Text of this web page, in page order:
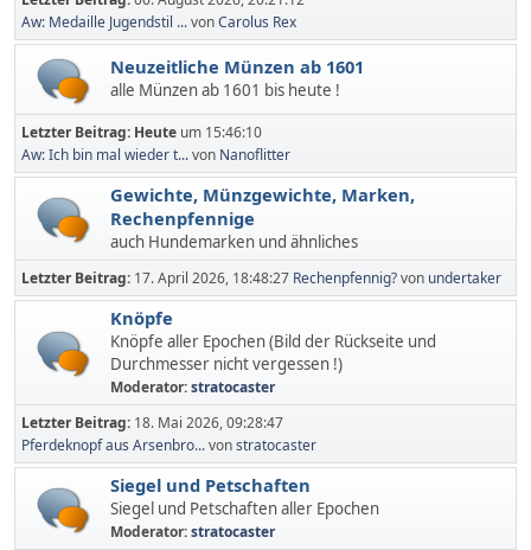
Aw: Medaille Jugendstil ...vonCarolus Rex
Neuzeitliche Münzen ab 1601
alle Münzen ab 1601 bis heute !
Letzter Beitrag: Heute um 15:46:10
Aw: Ich bin mal wieder t...von Nanoflitter
Gewichte, Münzgewichte, Marken,
Rechenpfennige
auch Hundemarken und ähnliches
Letzter Beitrag: 17. April 2026, 18:48:27 Rechenpfennig?von undertaker
Knöpfe
Knöpfe aller Epochen (Bild der Rückseite und
Durchmesser nicht vergessen !)
Moderator:stratocaster
Letzter Beitrag: 18. Mai 2026, 09:28:47
Pferdeknopf aus Arsenbro...vonstratocaster
Siegel und Petschaften
Siegel und Petschaften aller Epochen
Moderator:stratocaster